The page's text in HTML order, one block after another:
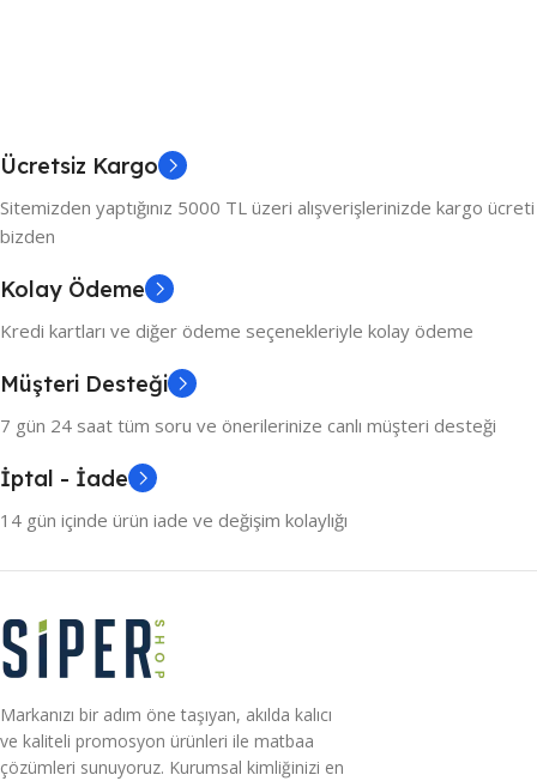
Ücretsiz Kargo
Sitemizden yaptığınız 5000 TL üzeri alışverişlerinizde kargo ücreti
bizden
Kolay Ödeme
Kredi kartları ve diğer ödeme seçenekleriyle kolay ödeme
Müşteri Desteği
7 gün 24 saat tüm soru ve önerilerinize canlı müşteri desteği
İptal - İade
14 gün içinde ürün iade ve değişim kolaylığı
Markanızı bir adım öne taşıyan, akılda kalıcı
ve kaliteli promosyon ürünleri ile matbaa
çözümleri sunuyoruz. Kurumsal kimliğinizi en